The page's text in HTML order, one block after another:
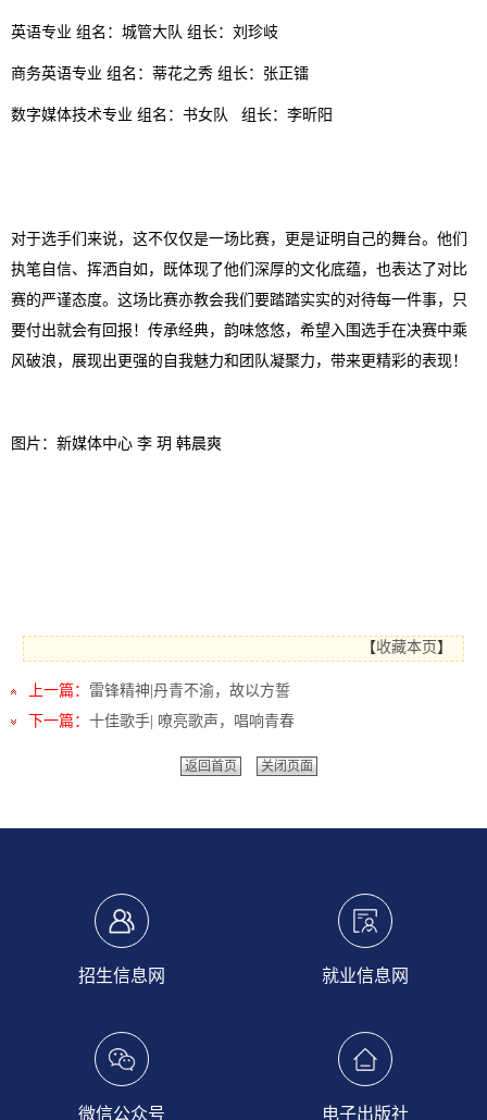
英语专业 组名：城管大队 组长：刘珍岐
商务英语专业 组名：蒂花之秀 组长：张正镭
数字媒体技术专业 组名：书女队 组长：李昕阳
对于选手们来说，这不仅仅是一场比赛，更是证明自己的舞台。他们
执笔自信、挥洒自如，既体现了他们深厚的文化底蕴，也表达了对比
赛的严谨态度。这场比赛亦教会我们要踏踏实实的对待每一件事，只
要付出就会有回报！传承经典，韵味悠悠，希望入围选手在决赛中乘
风破浪，展现出更强的自我魅力和团队凝聚力，带来更精彩的表现！
图片：新媒体中心 李 玥 韩晨爽
【收藏本页 】
上一篇： 雷锋精神|丹青不渝，故以方誓
下一篇： 十佳歌手| 嘹亮歌声，唱响青春
返回首页 关闭页面
招生信息网 就业信息网
微信公众号 电子出版社